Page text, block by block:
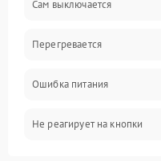
Сам выключается
Перегревается
Ошибка питания
Не реагирует на кнопки